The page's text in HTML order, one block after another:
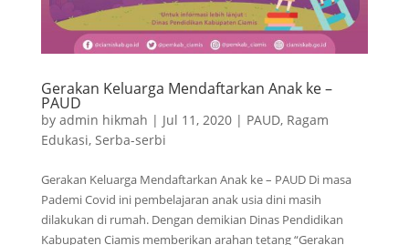
Gerakan Keluarga Mendaftarkan Anak ke –
PAUD
by admin hikmah | Jul 11, 2020| PAUD, Ragam
Edukasi, Serba-serbi
Gerakan Keluarga Mendaftarkan Anak ke – PAUD Di masa
Pademi Covid ini pembelajaran anak usia dini masih
dilakukan di rumah. Dengan demikian Dinas Pendidikan
Kabupaten Ciamis memberikan arahan tetang “Gerakan